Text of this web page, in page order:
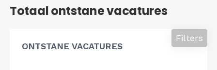
Totaal ontstane vacatures
ONTSTANE VACATURES
Filters